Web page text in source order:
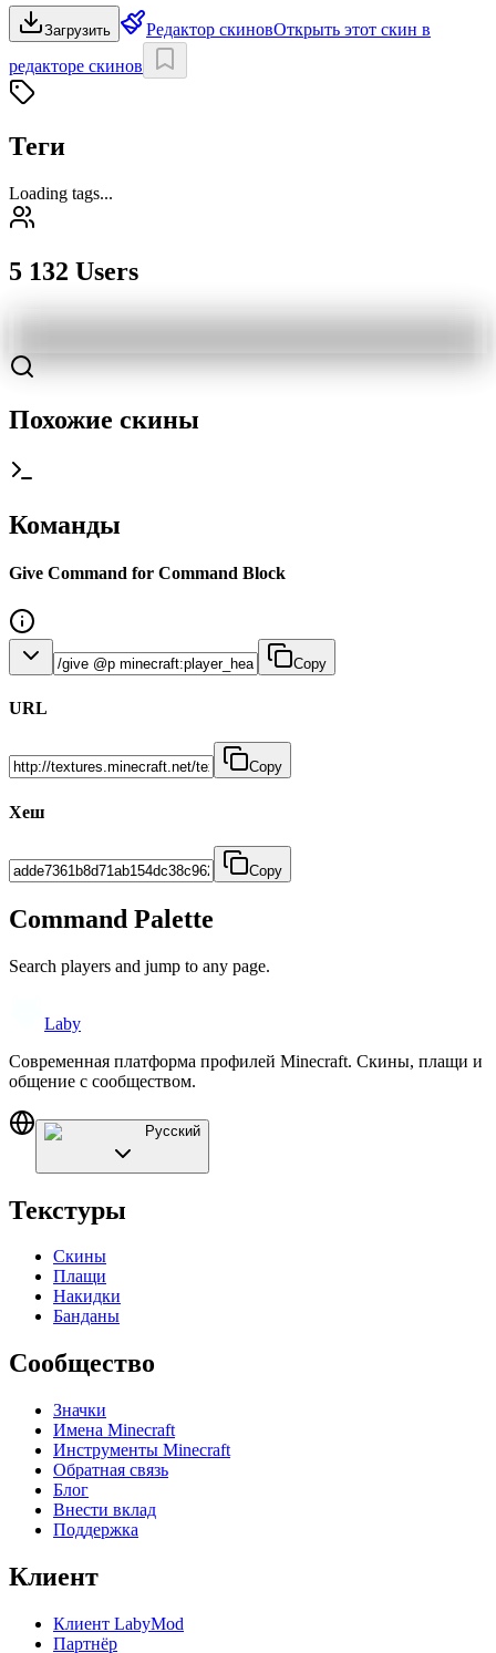
Загрузить Редактор скиновОткрыть этот скин в
редакторе скинов
Теги
Loading tags...
5 132 Users
Похожие скины
Команды
Give Command for Command Block
Copy
URL
Copy
Хеш
Copy
Command Palette
Search players and jump to any page.
Laby
Современная платформа профилей Minecraft. Скины, плащи и
общение с сообществом.
Русский
Текстуры
Скины
Плащи
Накидки
Банданы
Сообщество
Значки
Имена Minecraft
Инструменты Minecraft
Обратная связь
Блог
Внести вклад
Поддержка
Клиент
Клиент LabyMod
Партнёр